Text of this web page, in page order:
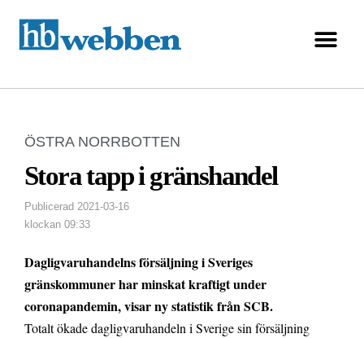
ÖSTRA NORRBOTTEN
Stora tapp i gränshandel
Publicerad 2021-03-16
klockan 09:33
Dagligvaruhandelns försäljning i Sveriges
gränskommuner har minskat kraftigt under
coronapandemin, visar ny statistik från SCB.
Totalt ökade dagligvaruhandeln i Sverige sin försäljning